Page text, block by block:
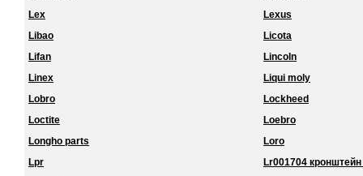
Lex
Lexus
Libao
Licota
Lifan
Lincoln
Linex
Liqui moly
Lobro
Lockheed
Loctite
Loebro
Longho parts
Loro
Lpr
Lr001704